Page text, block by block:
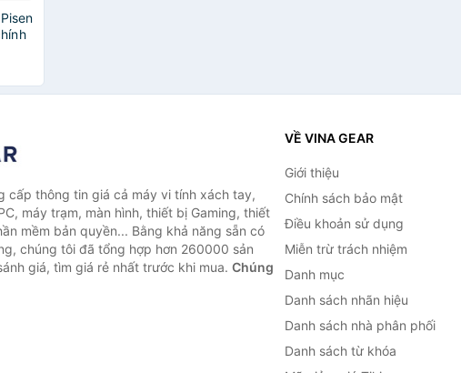
cấp thông tin giá cả máy vi tính xách tay,
máy trạm, màn hình, thiết bị Gaming, thiết
mềm bản quyền... Bằng khả năng sẵn có
chúng tôi đã tổng hợp hơn 260000 sản
giá, tìm giá rẻ nhất trước khi mua. Chúng
VỀ VINA GEAR
Giới thiệu
Chính sách bảo mật
Điều khoản sử dụng
Miễn trừ trách nhiệm
Danh mục
Danh sách nhãn hiệu
Danh sách nhà phân phối
Danh sách từ khóa